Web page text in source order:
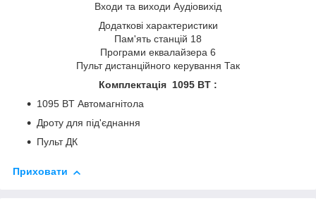
Входи та виходи Аудіовихід
Додаткові характеристики
Пам'ять станцій 18
Програми еквалайзера 6
Пульт дистанційного керування Так
Комплектація 1095 BT :
1095 BT Автомагнітола
Дроту для під'єднання
Пульт ДК
Приховати